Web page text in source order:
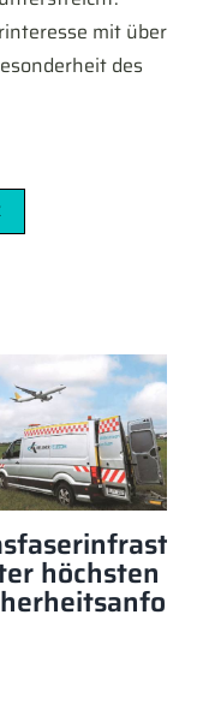
mit über
des
höchsten